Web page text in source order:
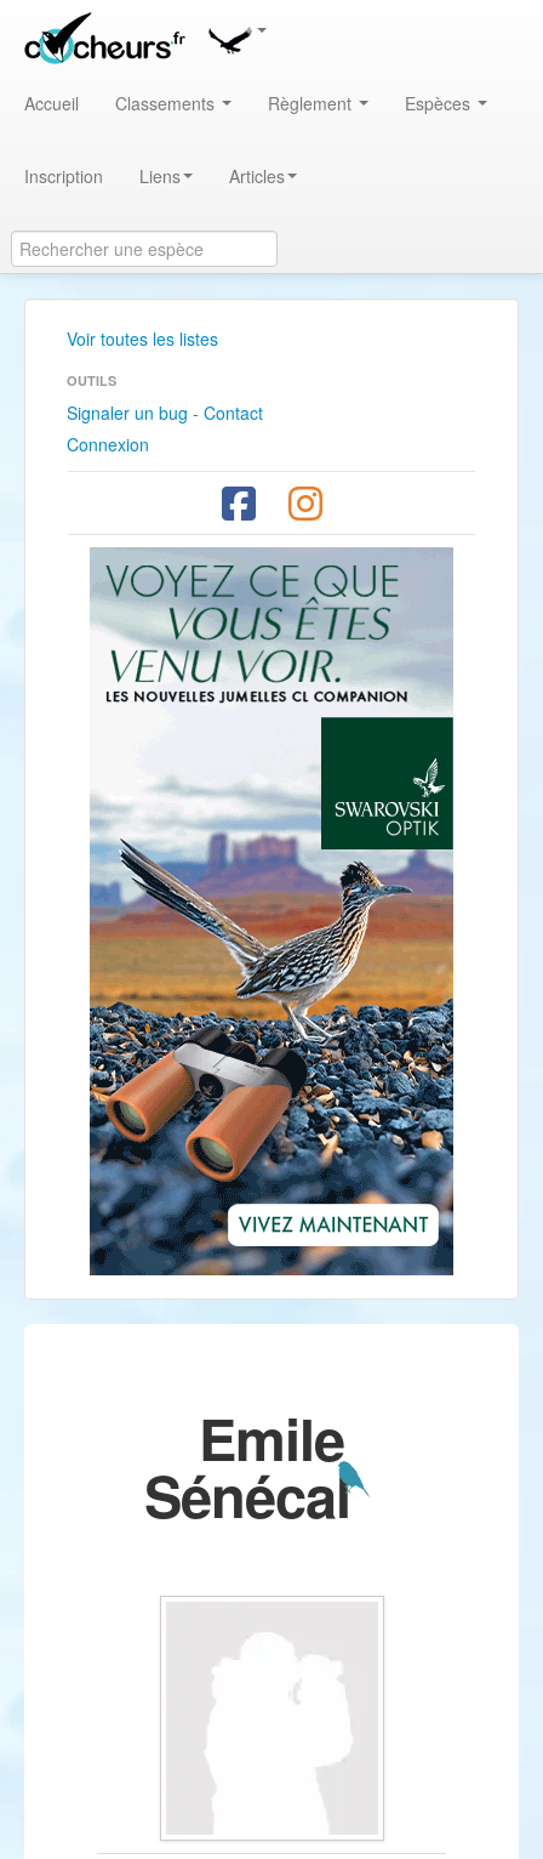
Accueil Classements Règlement Espèces
Inscription Liens Articles
Voir toutes les listes
OUTILS
Signaler un bug - Contact
Connexion
Emile
Sénécal